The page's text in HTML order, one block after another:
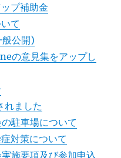
プ補助金
て
公開)
の意見集をアップし
れました
駐車場について
対策について
施要項及び参加申込